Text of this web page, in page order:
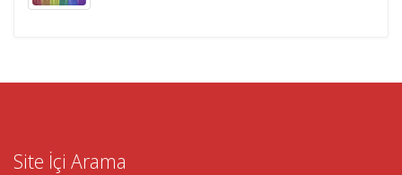
Site İçi Arama